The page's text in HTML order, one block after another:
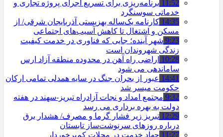
11:52 برنامه‌ریزی برای تسریع اجرای پروژه تجاری و
خدماتی سوسنگرد
14:35 کارنامه یک‌ساله بهزیستی آذربایجان شرقی/ از
مسکن و اشتغال تا کاهش آسیب‌های اجتماعی
9:23 شهر آینده؛ جایی که فناوری در خدمت کیفیت
زندگی شهروندان است
10:28 اراضی راه آهن در محدوده منطقه آزاد ارس
ساماندهی می شود
14:41 عبور از بحران جنگ در سایه همدلی تمامی ارکان
حکومت میسر شد
9:32 مجتمع امداد و نجات آزادراه تبریز-سهند در هفته
دولت به بهره ‌برداری می‌ رسد
12:29 تبریز زیر فشار گرما و مصرف/ هشدار برق
درباره روزهای سرنوشت‌ساز تابستان
11:27 جهاد خدمت در محلات کم‌برخوردار